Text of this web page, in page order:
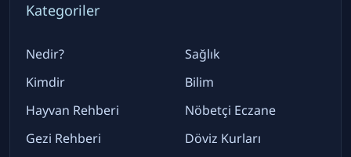
Kategoriler
Nedir?
Kimdir
Hayvan Rehberi
Gezi Rehberi
Sağlık
Bilim
Nöbetçi Eczane
Döviz Kurları